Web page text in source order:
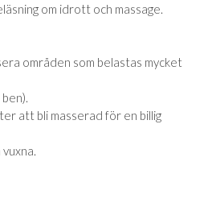
om idrott och massage.
områden som belastas mycket
att bli masserad för en billig